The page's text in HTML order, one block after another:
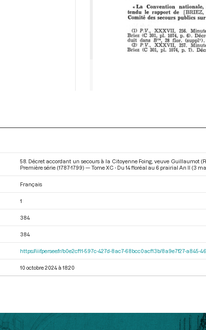
58. Décret accordant un secours à la Citoyenne Foing, veuve Guillaumot
Première série (1787-1799) — Tome XC - Du 14 floréal au 6 prairial An II (3
Français
1
384
384
https://iiif.persee.fr/b0e2cf11-597c-427d-8ac7-68bcc0acf13b/8a9e7f27-
10 octobre 2024 à 18:20